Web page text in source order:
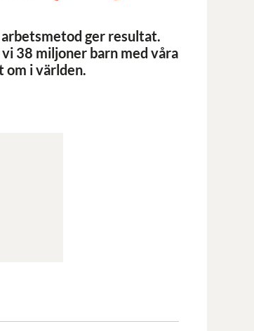
ger resultat.
38 miljoner barn med våra
om i världen.